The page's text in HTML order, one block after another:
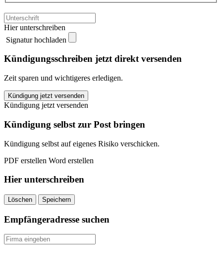
Hier unterschreiben
Signatur hochladen
Kündigungsschreiben jetzt direkt versenden
Zeit sparen und wichtigeres erledigen.
Württembergische
Wohngebäudeversicherung
kündigen
quantity
Kündigung jetzt versenden
Kündigung jetzt versenden
Kündigung selbst zur Post bringen
Kündigung selbst auf eigenes Risiko verschicken.
PDF erstellen Word erstellen
Hier unterschreiben
Löschen Speichern
Empfängeradresse suchen